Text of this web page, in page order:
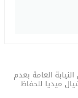
العامة بعدم
ميديا للحفاظ